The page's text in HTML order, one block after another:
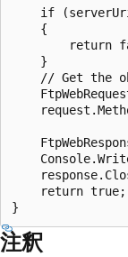
if
    {
return
    }
// Get the
    return true;
注釈